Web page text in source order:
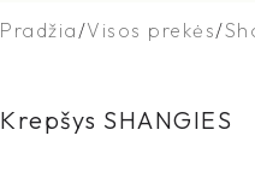
Pradžia Visos prekės
Krepšys SHANGIES